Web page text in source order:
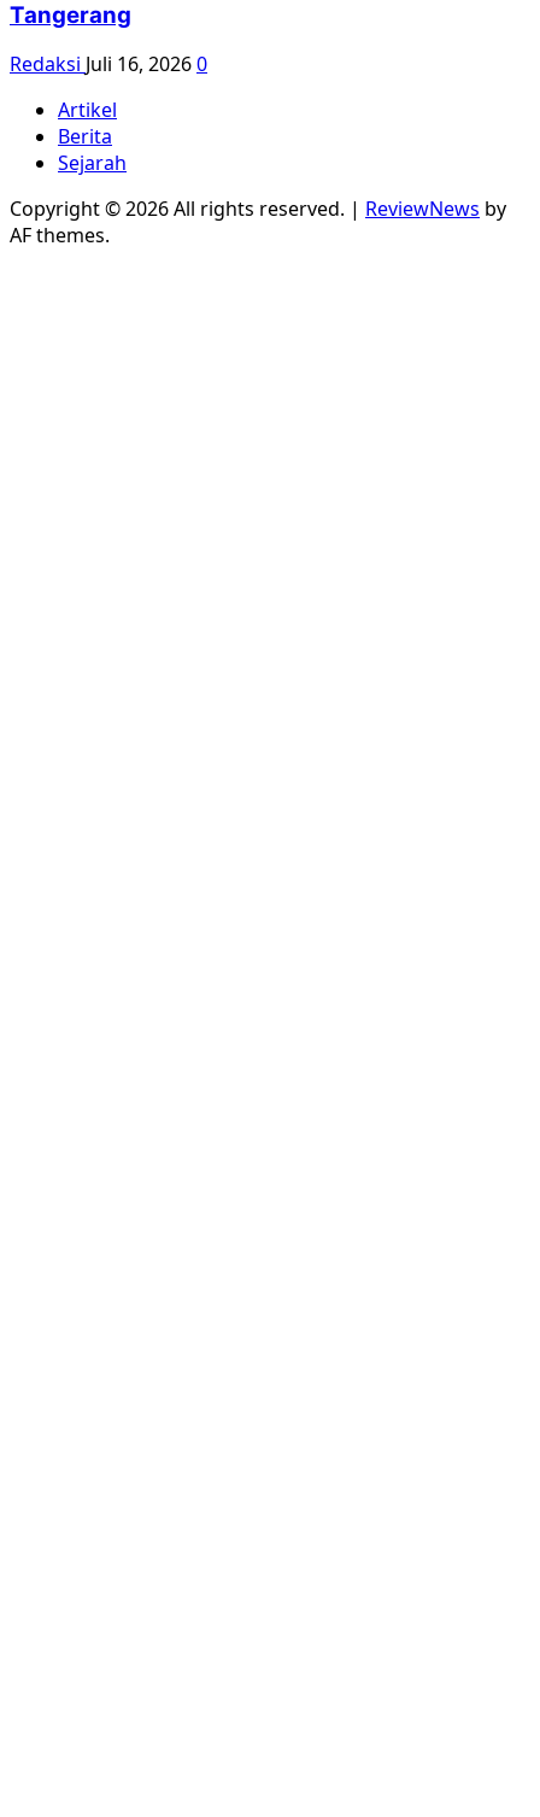
Tangerang
Redaksi Juli 16, 20260
Artikel
Berita
Sejarah
Copyright © 2026 All rights reserved. | ReviewNews by
AF themes.